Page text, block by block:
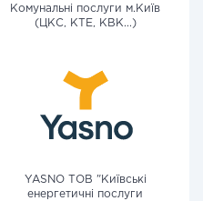
Комунальні послуги м.Київ
(ЦКС, КТЕ, КВК...)
YASNO ТОВ "Київські
енергетичні послуги